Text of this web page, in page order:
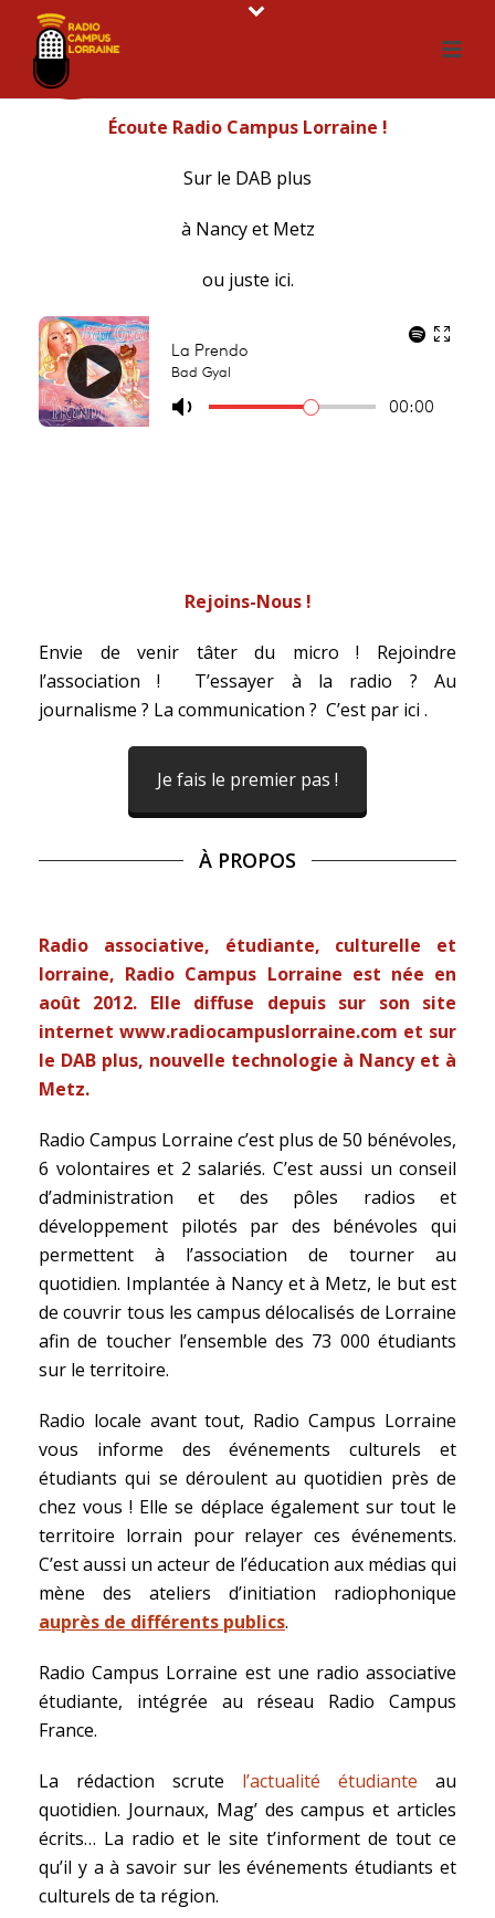
Écoute Radio Campus Lorraine !
Sur le DAB plus
à Nancy et Metz
ou juste ici.
Rejoins-Nous !
Envie de venir tâter du micro ! Rejoindre
l’association ! T’essayer à la radio ? Au
journalisme ? La communication ? C’est par ici .
Je fais le premier pas !
À PROPOS
Radio associative, étudiante, culturelle et
lorraine, Radio Campus Lorraine est née en
août 2012. Elle diffuse depuis sur son site
internet www.radiocampuslorraine.com et sur
le DAB plus, nouvelle technologie à Nancy et à
Metz.
Radio Campus Lorraine c’est plus de 50 bénévoles,
6 volontaires et 2 salariés. C’est aussi un conseil
d’administration et des pôles radios et
développement pilotés par des bénévoles qui
permettent à l’association de tourner au
quotidien. Implantée à Nancy et à Metz, le but est
de couvrir tous les campus délocalisés de Lorraine
afin de toucher l’ensemble des 73 000 étudiants
sur le territoire.
Radio locale avant tout, Radio Campus Lorraine
vous informe des événements culturels et
étudiants qui se déroulent au quotidien près de
chez vous ! Elle se déplace également sur tout le
territoire lorrain pour relayer ces événements.
C’est aussi un acteur de l’éducation aux médias qui
mène des ateliers d’initiation radiophonique
auprès de différents publics.
Radio Campus Lorraine est une radio associative
étudiante, intégrée au réseau Radio Campus
France.
La rédaction scrute l’actualité étudiante au
quotidien. Journaux, Mag’ des campus et articles
écrits… La radio et le site t’informent de tout ce
qu’il y a à savoir sur les événements étudiants et
culturels de ta région.